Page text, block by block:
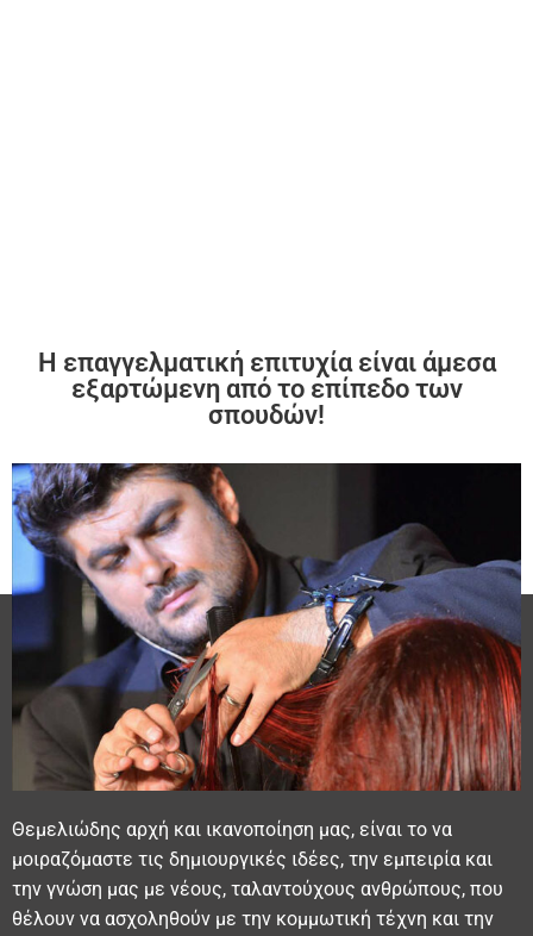
Η επαγγελματική επιτυχία είναι άμεσα
εξαρτώμενη από το επίπεδο των
σπουδών!
Θεμελιώδης αρχή και ικανοποίηση μας, είναι το να
μοιραζόμαστε τις δημιουργικές ιδέες, την εμπειρία και
την γνώση μας με νέους, ταλαντούχους ανθρώπους, που
θέλουν να ασχοληθούν με την κομμωτική τέχνη και την